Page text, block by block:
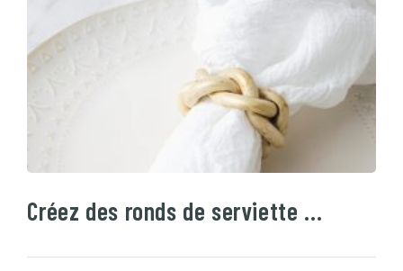
Créez des ronds de serviette …